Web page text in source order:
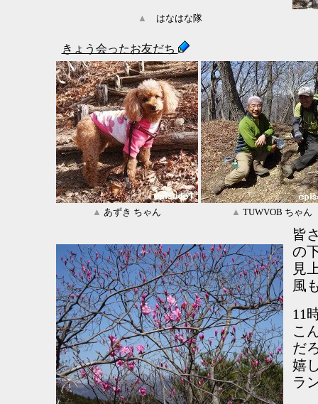
▲ はなはな隊
きょう会ったお友だち
▲ あずき ちゃん ▲ TUWVOB ちゃん
皆
の
見
風
11
こ
だ
嬉
ラ